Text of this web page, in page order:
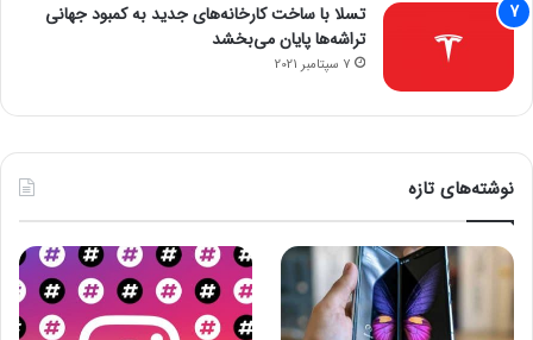
تسلا با ساخت کارخانه‌های جدید به کمبود جهانی
تراشه‌ها پایان می‌بخشد
7 سپتامبر 2021
نوشته‌های تازه